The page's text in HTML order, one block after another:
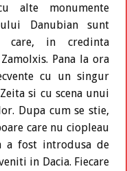
alte monumente
Danubian sunt
care, in credinta
Pana la ora
cu un singur
si cu scena unui
Dupa cum se stie,
care nu ciopleau
a fost introdusa de
in Dacia. Fiecare